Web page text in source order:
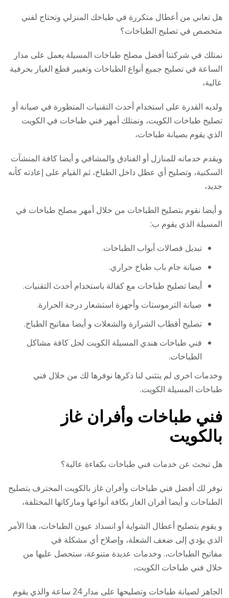
هل تعاني من أعطال متكررة في طباخك المنزلي وتحتاج لفني
متخصص في تصليح الطباخات؟
نمتلك في شركتنا أفضل مصلح طباخات المسيلة يعمل على مدار
الساعة في تصليح جميع أنواع الطباخات وتغيير قطع الغيار بحرفية
عالية،
ولديه القدرة على استخدام أحدث التقنيات المتطورة في صيانة أو
تصليح طباخات الكويت، ونمتلك أمهر فني طباخات في الكويت
الذي يقوم بصيانة طباخات،
ويقدم خدماته للمنازل أو الفنادق والمشافي و أيضا كافة المنشآت
السكنية، وتصليح أي عطل داخل الطباخ، ثم القيام على إعادته كأنه
جديد،
و أيضا نقوم بتصليح الطباخات من خلال أمهر مصلح طباخات في
المسيلة الذي يقوم ب:
تبديل فصالات أبواب الطباخات.
صيانة جام باب طباخ حراري.
أيضا تصليح طباخات مع كفالة باستخدام أحدث التقنيات.
صيانة الترموستات وأجهزة استشعار درجة الحرارة.
تصليح أقطاب الشرارة والشعلات و أيضا مفاتيح الطباخ.
فني طباخات هندي المسيلة الكويت لحل كافة مشاكل
الطباخات.
وخدمات اخرى لم يتثنى لنا ذكرها نوفرها لك من خلال فني
طباخات المسيلة الكويت.
فني طباخات وأفران غاز
بالكويت
هل تبحث عن خدمات فني طباخات بكفاءة عالية؟
نوفر لك أفضل فني طباخات وأفران غاز بالكويت المحترف بتصليح
الطباخات و أيضا أفران الغاز بكافة أنواعها وماركاتها المختلفة،
و يقوم بتصليح أعطال الشواية أو انسداد عيون الطباخات، هذا الأمر
الذي يؤدي إلى ضعف الشعلة، وإصلاح أي مشكلة في
مفاتيح الطباخات،. وخدمات عديدة متنوعة، ستحصل عليها من
خلال فني طباخات الكويت،
الجاهز لصيانة طباخات وتصليحها على مدار 24 ساعة والذي يقوم